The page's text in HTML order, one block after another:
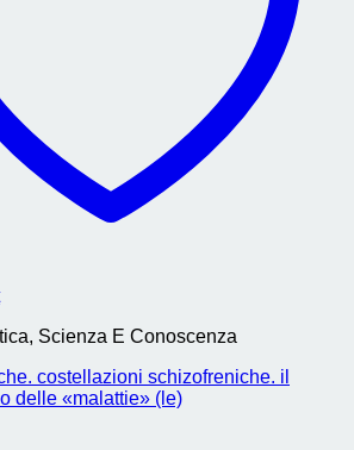
Scienza E Conoscenza
costellazioni schizofreniche. il
delle «malattie» (le)